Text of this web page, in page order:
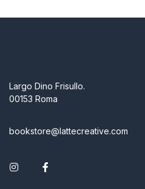
Largo Dino Frisullo.
00153 Roma
bookstore@lattecreative.com
Instagram